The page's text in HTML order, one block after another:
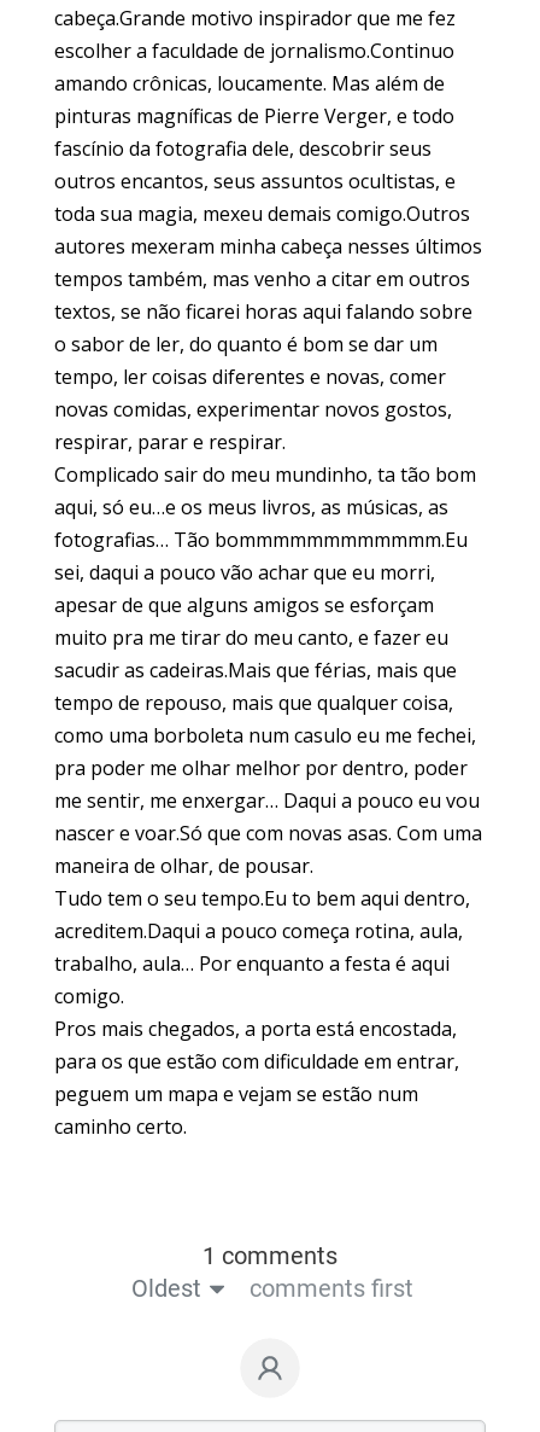
cabeça.Grande motivo inspirador que me fez
escolher a faculdade de jornalismo.Continuo
amando crônicas, loucamente. Mas além de
pinturas magníficas de Pierre Verger, e todo
fascínio da fotografia dele, descobrir seus
outros encantos, seus assuntos ocultistas, e
toda sua magia, mexeu demais comigo.Outros
autores mexeram minha cabeça nesses últimos
tempos também, mas venho a citar em outros
textos, se não ficarei horas aqui falando sobre
o sabor de ler, do quanto é bom se dar um
tempo, ler coisas diferentes e novas, comer
novas comidas, experimentar novos gostos,
respirar, parar e respirar.
Complicado sair do meu mundinho, ta tão bom
aqui, só eu…e os meus livros, as músicas, as
fotografias… Tão bommmmmmmmmmmm.Eu
sei, daqui a pouco vão achar que eu morri,
apesar de que alguns amigos se esforçam
muito pra me tirar do meu canto, e fazer eu
sacudir as cadeiras.Mais que férias, mais que
tempo de repouso, mais que qualquer coisa,
como uma borboleta num casulo eu me fechei,
pra poder me olhar melhor por dentro, poder
me sentir, me enxergar… Daqui a pouco eu vou
nascer e voar.Só que com novas asas. Com uma
maneira de olhar, de pousar.
Tudo tem o seu tempo.Eu to bem aqui dentro,
acreditem.Daqui a pouco começa rotina, aula,
trabalho, aula… Por enquanto a festa é aqui
comigo.
Pros mais chegados, a porta está encostada,
para os que estão com dificuldade em entrar,
peguem um mapa e vejam se estão num
caminho certo.
1 comments
Oldest
comments first